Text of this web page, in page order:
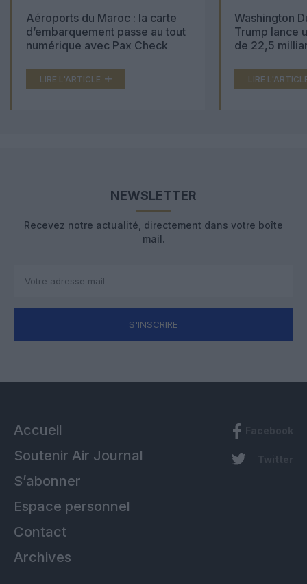
Aéroports du Maroc : la carte
d’embarquement passe au tout
numérique avec Pax Check
LIRE L'ARTICLE
Washington
Trump lance
de 22,5
LIRE
NEWSLETTER
Recevez notre actualité, directement dans votre boîte
mail.
S'INSCRIRE
Accueil
Soutenir Air Journal
S’abonner
Espace personnel
Contact
Archives